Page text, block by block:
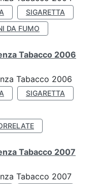
SIGARETTA
DA FUMO
Tabacco 2006
Tabacco 2006
SIGARETTA
Tabacco 2007
Tabacco 2007